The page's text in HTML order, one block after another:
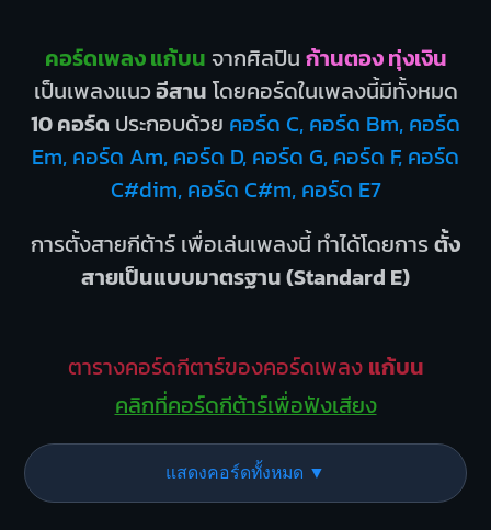
คอร์ดเพลง แก้บน จากศิลปิน ก้านตอง ทุ่งเงิน
เป็นเพลงแนวอีสาน โดยคอร์ดในเพลงนี้มีทั้งหมด
10 คอร์ด ประกอบด้วย คอร์ด C, คอร์ด Bm, คอร์ด
Em, คอร์ด Am, คอร์ด D, คอร์ด G, คอร์ด F, คอร์ด
C#dim, คอร์ด C#m, คอร์ด E7
การตั้งสายกีต้าร์ เพื่อเล่นเพลงนี้ ทำได้โดยการตั้ง
สายเป็นแบบมาตรฐาน (Standard E)
ตารางคอร์ดกีตาร์ของคอร์ดเพลง แก้บน
คลิกที่คอร์ดกีต้าร์เพื่อฟังเสียง
แสดงคอร์ดทั้งหมด ▼